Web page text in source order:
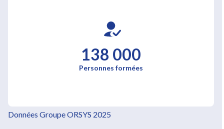
138 000
Personnes formées
Données Groupe ORSYS 2025